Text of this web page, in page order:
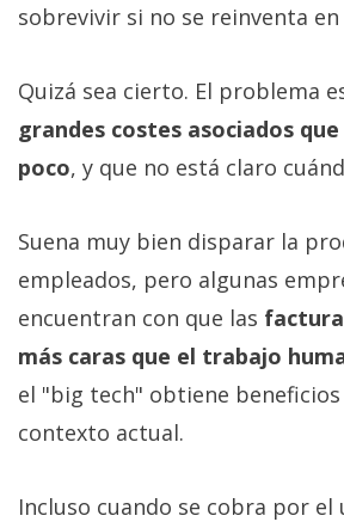
sobrevivir si no se reinventa
Quizá sea cierto. El problema
grandes costes asociados
poco, y que no está claro
Suena muy bien disparar la
empleados, pero algunas
encuentran con que las
más caras que el trabajo
el "big tech" obtiene beneficios
contexto actual.
Incluso cuando se cobra por el